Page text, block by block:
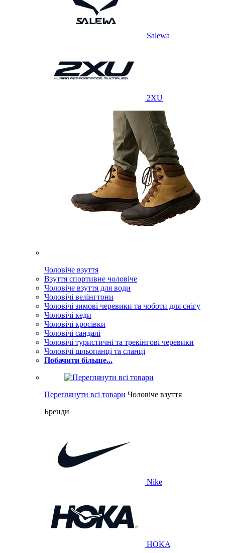
Salewa
2XU
Чоловіче взуття
Взуття спортивне чоловіче
Чоловіче взуття для води
Чоловічі велінгтони
Чоловічі зимові черевики та чоботи для снігу
Чоловічі кеди
Чоловічі кросівки
Чоловічі сандалі
Чоловічі туристичні та трекінгові черевики
Чоловічі шльопанці та сланці
Побачити більше...
Переглянути всі товари Чоловіче взуття
Бренди
Nike
HOKA